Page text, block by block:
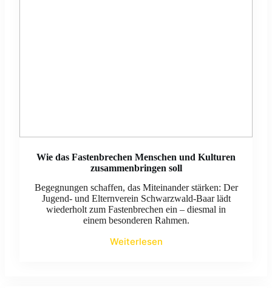
Wie das Fastenbrechen Menschen und Kulturen
zusammenbringen soll
Begegnungen schaffen, das Miteinander stärken: Der
Jugend- und Elternverein Schwarzwald-Baar lädt
wiederholt zum Fastenbrechen ein – diesmal in
einem besonderen Rahmen.
Weiterlesen